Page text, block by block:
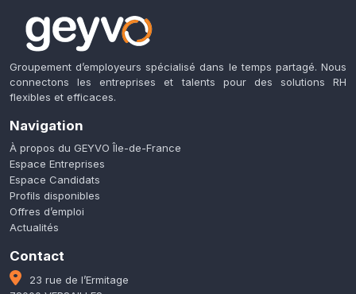
Groupement d’employeurs spécialisé dans le temps partagé. Nous
connectons les entreprises et talents pour des solutions RH
flexibles et efficaces.
Navigation
À propos du GEYVO Île-de-France
Espace Entreprises
Espace Candidats
Profils disponibles
Offres d’emploi
Actualités
Contact
23 rue de l’Ermitage